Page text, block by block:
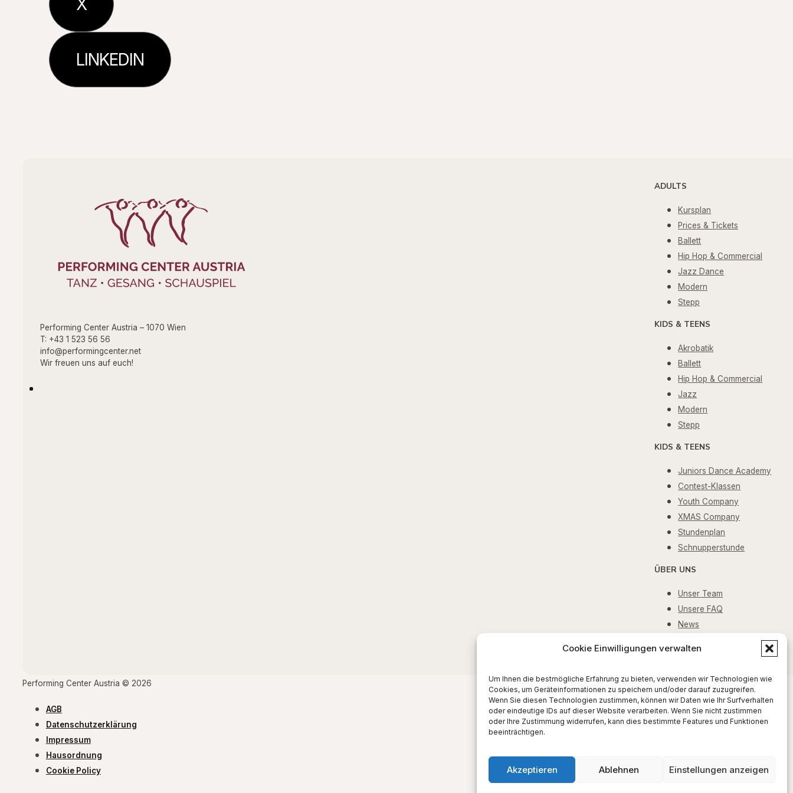
Cookie Einwilligungen verwalten
Um Ihnen die bestmögliche Erfahrung zu bieten, verwenden wir Technologien wie
Cookies, um Geräteinformationen zu speichern und/oder darauf zuzugreifen.
Wenn Sie diesen Technologien zustimmen, können wir Daten wie Ihr Surfverhalten
oder eindeutige IDs auf dieser Website verarbeiten. Wenn Sie nicht zustimmen
oder Ihre Zustimmung widerrufen, kann dies bestimmte Features und Funktionen
beeinträchtigen.
Akzeptieren Ablehnen Einstellungen anzeigen
X
LINKEDIN
Performing Center Austria – 1070 Wien
T: +43 1 523 56 56
info@performingcenter.net
Wir freuen uns auf euch!
ADULTS
Kursplan
Prices & Tickets
Ballett
Hip Hop & Commercial
Jazz Dance
Modern
Stepp
KIDS & TEENS
Akrobatik
Ballett
Hip Hop & Commercial
Jazz
Modern
Stepp
KIDS & TEENS
Juniors Dance Academy
Contest-Klassen
Youth Company
XMAS Company
Stundenplan
Schnupperstunde
ÜBER UNS
Unser Team
Unsere FAQ
News
Performing Center Austria © 2026
AGB
Datenschutzerklärung
Impressum
Hausordnung
Cookie Policy